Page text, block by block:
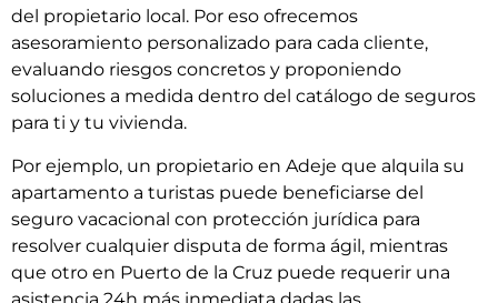
del propietario local. Por eso ofrecemos
asesoramiento personalizado para cada cliente,
evaluando riesgos concretos y proponiendo
soluciones a medida dentro del catálogo de seguros
para ti y tu vivienda.
Por ejemplo, un propietario en Adeje que alquila su
apartamento a turistas puede beneficiarse del
seguro vacacional con protección jurídica para
resolver cualquier disputa de forma ágil, mientras
que otro en Puerto de la Cruz puede requerir una